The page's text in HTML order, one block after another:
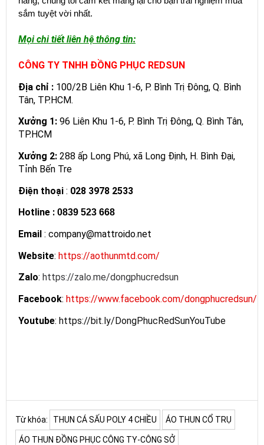
sắm tuyệt vời nhất.
Mọi chi tiết liên hệ thông tin:
CÔNG TY TNHH ĐỒNG PHỤC REDSUN
Địa chỉ : 100/2B Liên Khu 1-6, P. Bình Trị Đông, Q. Bình
Tân, TP.HCM.
Xưởng 1: 96 Liên Khu 1-6, P. Bình Trị Đông, Q. Bình Tân,
TP.HCM
Xưởng 2: 288 ấp Long Phú, xã Long Định, H. Bình Đại,
Tỉnh Bến Tre
Điện thoại : 028 3978 2533
Hotline : 0839 523 668
Email : company@mattroido.net
Website: https://aothunmtd.com/
Zalo: https://zalo.me/dongphucredsun
Facebook: https://www.facebook.com/dongphucredsun/
Youtube: https://bit.ly/DongPhucRedSunYouTube
Từ khóa: THUN CÁ SẤU POLY 4 CHIỀU ÁO THUN CỔ TRỤ
ÁO THUN ĐỒNG PHỤC CÔNG TY-CÔNG SỞ